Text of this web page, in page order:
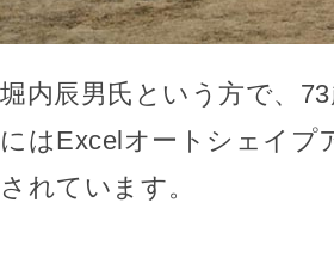
堀内辰男氏という方で、
にはExcelオートシェイプ
されています。